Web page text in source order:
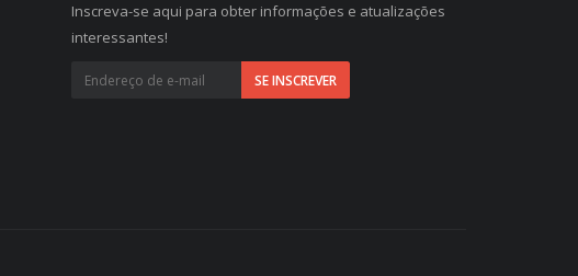
Inscreva-se aqui para obter informações e atualizações
interessantes!